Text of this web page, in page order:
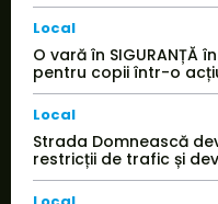
Local
O vară în SIGURANȚĂ
pentru copii într-o
Local
Strada Domnească
restricții de trafic și